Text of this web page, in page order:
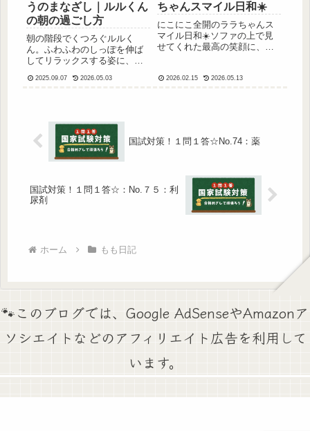
うのまなざし｜ルルくん
の朝の過ごし方
朝の階段でくつろぐルルく
ん。ふわふわのしっぽを伸ば
してリラックスする姿に、思
朝のひとときを綴ります。
2025.09.07 2026.05.03
ちゃんスマイル日和☀️
にこにこ全開のララちゃんス
マイル日和☀️ソファの上で見
せてくれた最高の笑顔に、思
ララちゃんの幸せな日常を綴
2026.02.15 2026.05.13
国試対策！１問１答☆No.74：薬
国試対策！１問１答☆：No.７５：利
尿剤
ホーム もも日記
🐾このブログでは、Google AdSenseやAmazonア
ソシエイトなどのアフィリエイト広告を利用して
います。